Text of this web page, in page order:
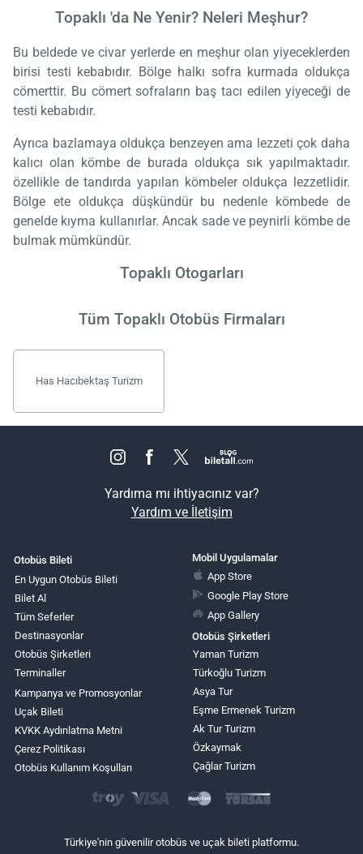
Topaklı 'da Ne Yenir? Neleri Meşhur?
Bu beldede ve civar yerlerde en meşhur olan yiyeceklerden
birisi testi kebabıdır. Bölge halkı sofra kurmada oldukça
cömerttir. Bu cömert sofraların baş tacı edilen yiyeceği de
testi kebabıdır.
Ayrıca bazlamaya oldukça benzeyen ama lezzeti çok daha
kalıcı olan kömbe de burada oldukça sık yapılmaktadır.
özellikle de tandırda yapılan kömbeler oldukça lezzetlidir.
Bölge ete oldukça düşkündür bu nedenle kömbede de
genelde kıyma kullanırlar. Ancak sade ve peynirli kömbe de
bulmak mümkündür.
Topaklı Otogarları
Tüm Topaklı Otobüs Firmaları
Has Hacıbektaş Turizm
Yardıma mı ihtiyacınız var?
Yardım ve İletişim
Otobüs Bileti
En Uygun Otobüs Bileti
Bilet Al
Tüm Seferler
Destinasyonlar
Otobüs Şirketleri
Terminaller
Kampanya ve Promosyonlar
Uçak Bileti
KVKK Aydınlatma Metni
Çerez Politikası
Otobüs Kullanım Koşulları
Mobil Uygulamalar
App Store
Google Play Store
App Gallery
Otobüs Şirketleri
Yaman Turizm
Türkoğlu Turizm
Asya Tur
Eşme Ermenek Turizm
Ak Tur Turizm
Özkaymak
Çağlar Turizm
Türkiye'nin güvenilir otobüs ve uçak bileti platformu.